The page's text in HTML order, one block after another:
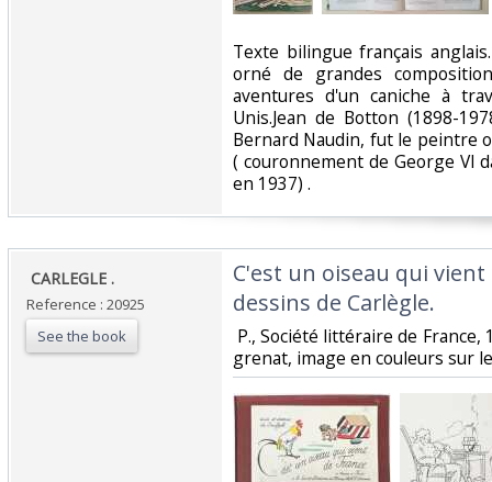
‎Texte bilingue français
orné de grandes
aventures d'un caniche à
Unis.Jean de Botton (1898-
Bernard Naudin, fut le peintre
( couronnement de George VI
en 1937) . ‎
‎ CARLEGLE .‎
Reference : 20925
See the book
‎C'est un oiseau qui vient
dessins de Carlègle.‎
P., Société littéraire de
grenat, image en couleurs sur